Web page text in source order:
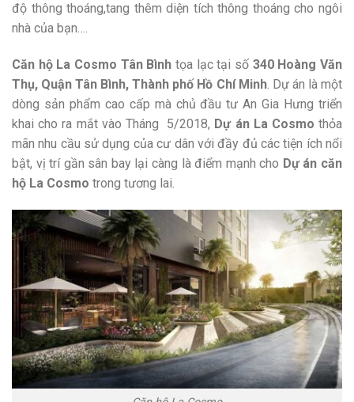
độ thông thoáng,tang thêm diện tích thông thoáng cho ngôi
nhà của bạn….
Căn hộ La Cosmo Tân Bình tọa lạc tại số 340 Hoàng Văn
Thụ, Quận Tân Bình, Thành phố Hồ Chí Minh. Dự án là một
dòng sản phẩm cao cấp mà chủ đầu tư An Gia Hưng triển
khai cho ra mắt vào Tháng 5/2018, Dự án La Cosmo thỏa
mãn nhu cầu sử dụng của cư dân với đầy đủ các tiện ích nổi
bật, vị trí gần sân bay lại càng là điểm mạnh cho Dự án căn
hộ La Cosmo trong tương lai.